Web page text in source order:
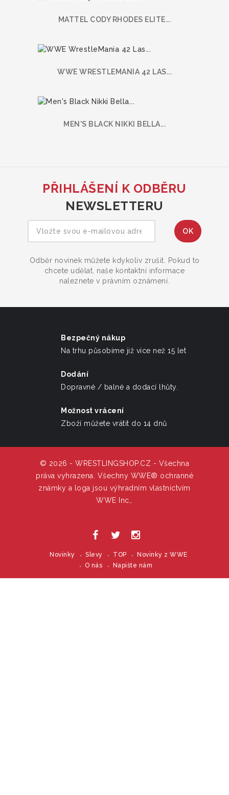
MATTEL CODY RHODES ELITE...
WWE WRESTLEMANIA 42 LAS...
MEN'S BLACK NIKKI BELLA...
PŘIHLÁŠENÍ K ODBĚRU
NEWSLETTERU
Odběr novinek můžete kdykoliv zrušit. Pokud to
chcete udělat, naše kontaktní informace
naleznete v právním oznámení.
Bezpečný nákup
Na trhu působíme již více než 15 let
Dodání
Dopravné / balné a dodací lhůty.
Možnost vrácení
Zboží můžete vrátit do 14 dnů
© 2026 - WRESTLINGSHOP.CZ - Všechna
práva vyhrazena. Všechny WWE® ochranné
známky a loga jsou výhradním vlastnictvím
WWE Inc,.
Novinky Slevy TOP
Novinky z WWE
O nás
Napište nám